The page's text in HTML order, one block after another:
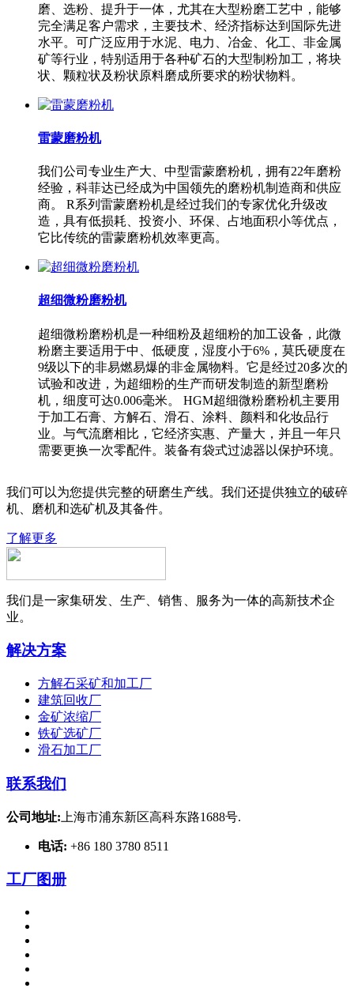
磨、选粉、提升于一体，尤其在大型粉磨工艺中，能够
完全满足客户需求，主要技术、经济指标达到国际先进
水平。可广泛应用于水泥、电力、冶金、化工、非金属
矿等行业，特别适用于各种矿石的大型制粉加工，将块
状、颗粒状及粉状原料磨成所要求的粉状物料。
雷蒙磨粉机
我们公司专业生产大、中型雷蒙磨粉机，拥有22年磨粉
经验，科菲达已经成为中国领先的磨粉机制造商和供应
商。 R系列雷蒙磨粉机是经过我们的专家优化升级改
造，具有低损耗、投资小、环保、占地面积小等优点，
它比传统的雷蒙磨粉机效率更高。
超细微粉磨粉机
超细微粉磨粉机是一种细粉及超细粉的加工设备，此微
粉磨主要适用于中、低硬度，湿度小于6%，莫氏硬度在
9级以下的非易燃易爆的非金属物料。它是经过20多次的
试验和改进，为超细粉的生产而研发制造的新型磨粉
机，细度可达0.006毫米。 HGM超细微粉磨粉机主要用
于加工石膏、方解石、滑石、涂料、颜料和化妆品行
业。与气流磨相比，它经济实惠、产量大，并且一年只
需要更换一次零配件。装备有袋式过滤器以保护环境。
我们可以为您提供完整的研磨生产线。我们还提供独立的破碎
机、磨机和选矿机及其备件。
了解更多
我们是一家集研发、生产、销售、服务为一体的高新技术企
业。
解决方案
方解石采矿和加工厂
建筑回收厂
金矿浓缩厂
铁矿选矿厂
滑石加工厂
联系我们
公司地址: 上海市浦东新区高科东路1688号.
电话: +86 180 3780 8511
工厂图册